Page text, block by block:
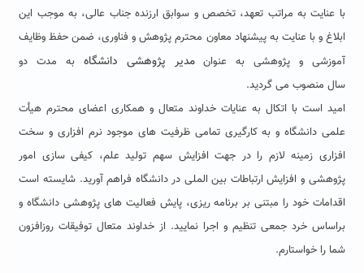
با عنایت به مراتب تعهد، تخصص و سوابق ارزنده جناب عالی، به موجب این
ابلاغ و با عنایت به پیشنهاد معاون محترم پژوهش و فناوری، ضمن حفظ وظایف
آموزشی و پژوهشی به عنوانمدیر پژوهشی دانشگاه به مدت دو
سال منصوب می گردید.
امید است با اتکال به عنایات خداوند متعال و همکاری اعضای محترم هیأت
علمی دانشگاه و به کارگیری تمامی ظرفیت های موجود نرم افزاری و سخت
افزاری زمینه لازم را در جهت افزایش سهم تولید علم، کیفی سازی امور
پژوهشی و افزایش ارتباطات بین الملی در دانشگاه فراهم آورید. شایسته است
اقدامات خود را مبتنی بر برنامه ریزی، پایش فعالیت های پژوهشی دانشگاه و
براساس خرد جمعی تنظیم و اجرا نمایید. از خداوند متعال توفیقات روزافزون
شما را خواستارم.